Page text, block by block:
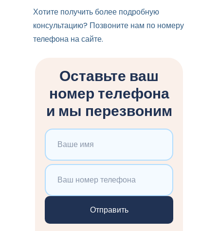
Хотите получить более подробную
консультацию? Позвоните нам по номеру
телефона на сайте.
Оставьте ваш
номер телефона
и мы перезвоним